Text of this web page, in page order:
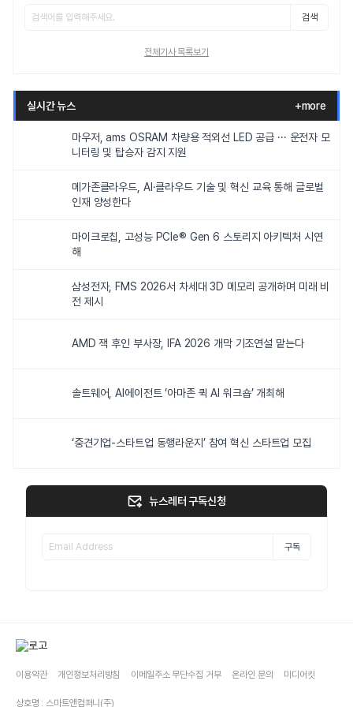
검색
전체기사 목록보기
실시간 뉴스 +more
마우저, ams OSRAM 차량용 적외선 LED 공급 ··· 운전자 모
니터링 및 탑승자 감지 지원
메가존클라우드, AI·클라우드 기술 및 혁신 교육 통해 글로벌
인재 양성한다
마이크로칩, 고성능 PCIe® Gen 6 스토리지 아키텍처 시연
해
삼성전자, FMS 2026서 차세대 3D 메모리 공개하며 미래 비
전 제시
AMD 잭 후인 부사장, IFA 2026 개막 기조연설 맡는다
솔트웨어, AI에이전트 ‘아마존 퀵 AI 워크숍’ 개최해
‘중견기업-스타트업 동행라운지’ 참여 혁신 스타트업 모집
뉴스레터 구독신청
구독
이용약관 개인정보처리방침 이메일주소 무단수집 거부 온라인 문의 미디어킷
상호명 : 스마트앤컴퍼니(주)